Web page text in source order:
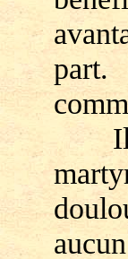
part.
Il